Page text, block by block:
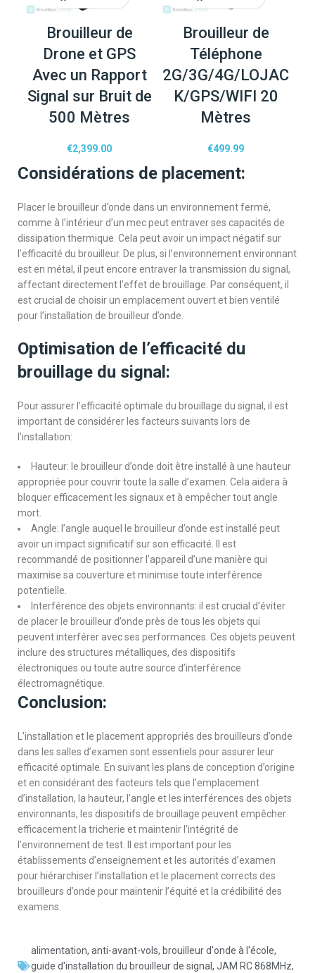
Brouilleur de
Drone et GPS
Avec un Rapport
Signal sur Bruit de
500 Mètres
€2,399.00
Brouilleur de
Téléphone
2G/3G/4G/LOJAC
K/GPS/WIFI 20
Mètres
€499.99
Considérations de placement:
Placer le brouilleur d’onde dans un environnement fermé,
comme à l’intérieur d’un mec peut entraver ses capacités de
dissipation thermique. Cela peut avoir un impact négatif sur
l’efficacité du brouilleur. De plus, si l’environnement environnant
est en métal, il peut encore entraver la transmission du signal,
affectant directement l’effet de brouillage. Par conséquent, il
est crucial de choisir un emplacement ouvert et bien ventilé
pour l’installation de brouilleur d’onde.
Optimisation de l’efficacité du
brouillage du signal:
Pour assurer l’efficacité optimale du brouillage du signal, il est
important de considérer les facteurs suivants lors de
l’installation:
Hauteur: le brouilleur d’onde doit être installé à une hauteur
appropriée pour couvrir toute la salle d’examen. Cela aidera à
bloquer efficacement les signaux et à empêcher tout angle
mort.
Angle: l’angle auquel le brouilleur d’onde est installé peut
avoir un impact significatif sur son efficacité. Il est
recommandé de positionner l’appareil d’une manière qui
maximise sa couverture et minimise toute interférence
potentielle.
Interférence des objets environnants: il est crucial d’éviter
de placer le brouilleur d’onde près de tous les objets qui
peuvent interférer avec ses performances. Ces objets peuvent
inclure des structures métalliques, des dispositifs
électroniques ou toute autre source d’interférence
électromagnétique.
Conclusion:
L’installation et le placement appropriés des brouilleurs d’onde
dans les salles d’examen sont essentiels pour assurer leur
efficacité optimale. En suivant les plans de conception d’origine
et en considérant des facteurs tels que l’emplacement
d’installation, la hauteur, l’angle et les interférences des objets
environnants, les dispositifs de brouillage peuvent empêcher
efficacement la tricherie et maintenir l’intégrité de
l’environnement de test. Il est important pour les
établissements d’enseignement et les autorités d’examen
pour hiérarchiser l’installation et le placement corrects des
brouilleurs d’onde pour maintenir l’équité et la crédibilité des
examens.
alimentation, anti-avant-vols, brouilleur d'onde à l'école,
guide d'installation du brouilleur de signal, JAM RC 868MHz,